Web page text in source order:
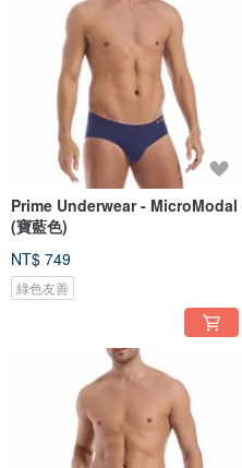
Prime Underwear - MicroModal
(寶藍色)
NT$ 749
綠色友善